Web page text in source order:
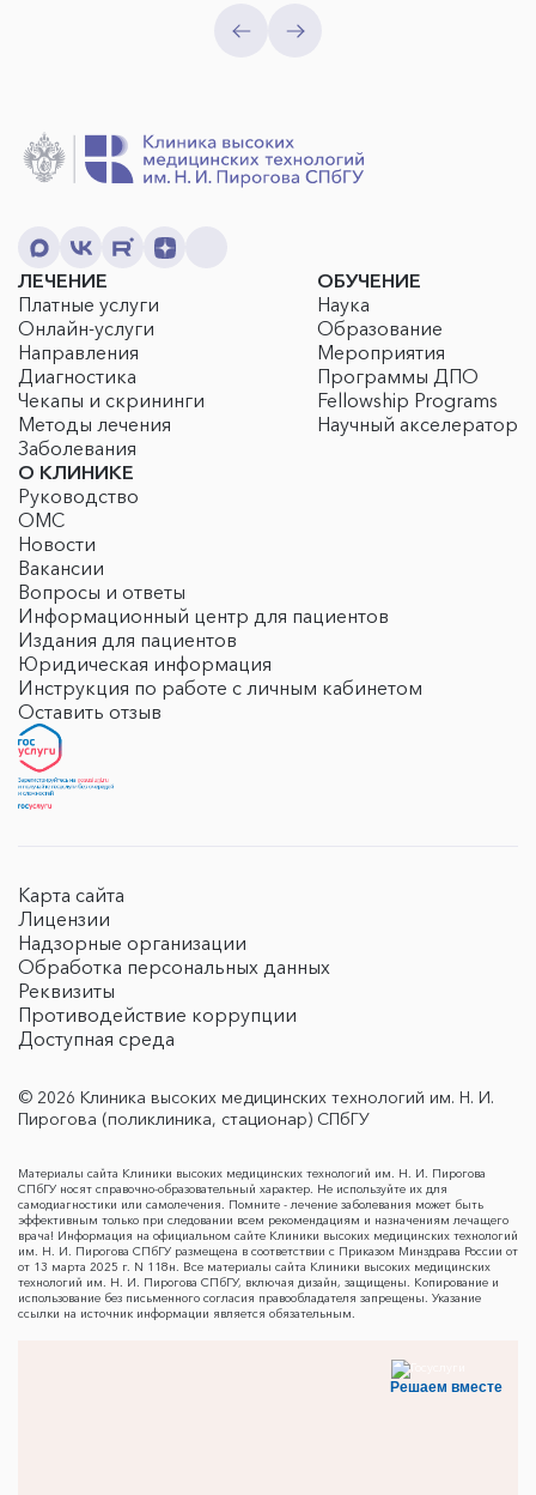
ЛЕЧЕНИЕ
Платные услуги
Онлайн-услуги
Направления
Диагностика
Чекапы и скрининги
Методы лечения
Заболевания
ОБУЧЕНИЕ
Наука
Образование
Мероприятия
Программы ДПО
Fellowship Programs
Научный акселератор
О КЛИНИКЕ
Руководство
ОМС
Новости
Вакансии
Вопросы и ответы
Информационный центр для пациентов
Издания для пациентов
Юридическая информация
Инструкция по работе с личным кабинетом
Оставить отзыв
Карта сайта
Лицензии
Надзорные организации
Обработка персональных данных
Реквизиты
Противодействие коррупции
Доступная среда
© 2026 Клиника высоких медицинских технологий им. Н. И.
Пирогова (поликлиника, стационар) СПбГУ
Материалы сайта Клиники высоких медицинских технологий им. Н. И. Пирогова
СПбГУ носят справочно-образовательный характер. Не используйте их для
самодиагностики или самолечения. Помните - лечение заболевания может быть
эффективным только при следовании всем рекомендациям и назначениям лечащего
врача! Информация на официальном сайте Клиники высоких медицинских технологий
им. Н. И. Пирогова СПбГУ размещена в соответствии с Приказом Минздрава России от
от 13 марта 2025 г. N 118н. Все материалы сайта Клиники высоких медицинских
технологий им. Н. И. Пирогова СПбГУ, включая дизайн, защищены. Копирование и
использование без письменного согласия правообладателя запрещены. Указание
ссылки на источник информации является обязательным.
Решаем вместе